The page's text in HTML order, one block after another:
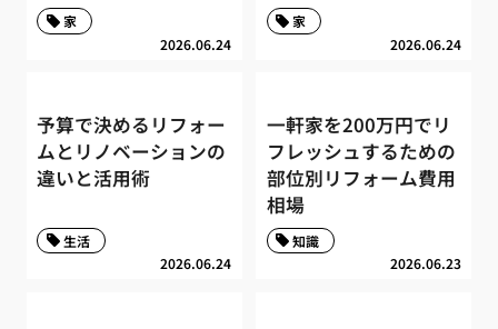
2026.06.24
家
2026.06.24
家
予算で決めるリフォー
ムとリノベーションの
違いと活用術
2026.06.24
生活
一軒家を200万円でリ
フレッシュするための
部位別リフォーム費用
相場
2026.06.23
知識